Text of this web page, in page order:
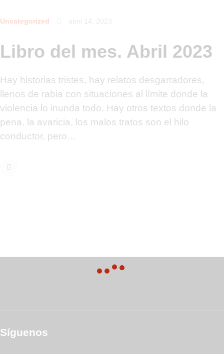
Uncategorized abril 14, 2023
Libro del mes. Abril 2023
Hay historias tristes, hay relatos desgarradores,
llenos de rabia con situaciones al límite donde la
violencia lo inunda todo. Hay otros textos donde la
pena, la avaricia, los malos tratos son el hilo
conductor, pero…
Síguenos